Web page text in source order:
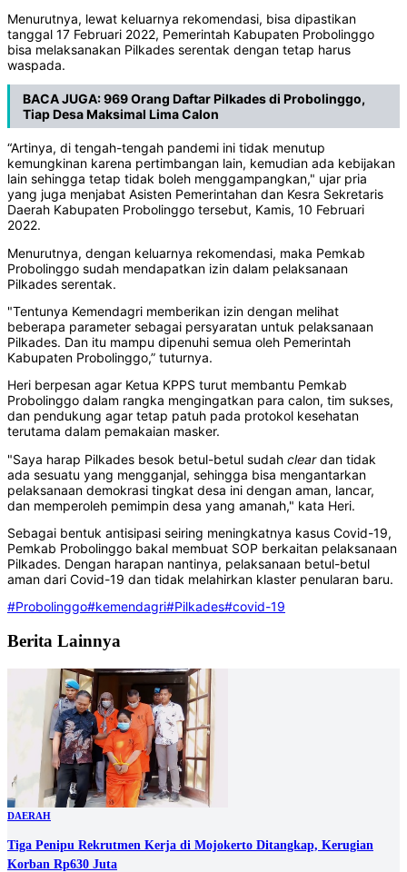
Menurutnya, lewat keluarnya rekomendasi, bisa dipastikan
tanggal 17 Februari 2022, Pemerintah Kabupaten Probolinggo
bisa melaksanakan Pilkades serentak dengan tetap harus
waspada.
BACA JUGA:969 Orang Daftar Pilkades di Probolinggo,
Tiap Desa Maksimal Lima Calon
“Artinya, di tengah-tengah pandemi ini tidak menutup
kemungkinan karena pertimbangan lain, kemudian ada kebijakan
lain sehingga tetap tidak boleh menggampangkan," ujar pria
yang juga menjabat Asisten Pemerintahan dan Kesra Sekretaris
Daerah Kabupaten Probolinggo tersebut, Kamis, 10 Februari
2022.
Menurutnya, dengan keluarnya rekomendasi, maka Pemkab
Probolinggo sudah mendapatkan izin dalam pelaksanaan
Pilkades serentak.
"Tentunya Kemendagri memberikan izin dengan melihat
beberapa parameter sebagai persyaratan untuk pelaksanaan
Pilkades. Dan itu mampu dipenuhi semua oleh Pemerintah
Kabupaten Probolinggo,” tuturnya.
Heri berpesan agar Ketua KPPS turut membantu Pemkab
Probolinggo dalam rangka mengingatkan para calon, tim sukses,
dan pendukung agar tetap patuh pada protokol kesehatan
terutama dalam pemakaian masker.
"Saya harap Pilkades besok betul-betul sudah cleardan tidak
ada sesuatu yang mengganjal, sehingga bisa mengantarkan
pelaksanaan demokrasi tingkat desa ini dengan aman, lancar,
dan memperoleh pemimpin desa yang amanah," kata Heri.
Sebagai bentuk antisipasi seiring meningkatnya kasus Covid-19,
Pemkab Probolinggo bakal membuat SOP berkaitan pelaksanaan
Pilkades. Dengan harapan nantinya, pelaksanaan betul-betul
aman dari Covid-19 dan tidak melahirkan klaster penularan baru.
#Probolinggo#kemendagri#Pilkades#covid-19
Berita Lainnya
DAERAH
Tiga Penipu Rekrutmen Kerja di Mojokerto Ditangkap, Kerugian
Korban Rp630 Juta